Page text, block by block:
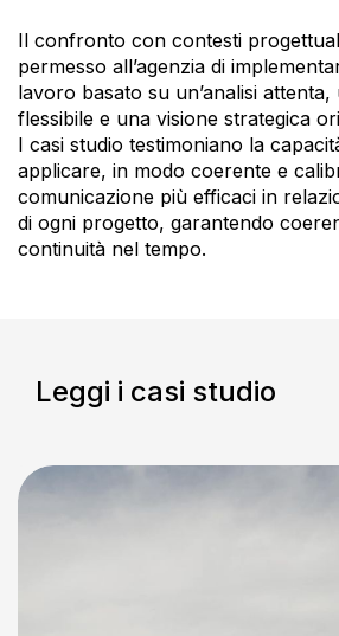
Il confronto con contesti
permesso all’agenzia di
lavoro basato su un’analisi
flessibile e una visione strategica
I casi studio testimoniano la
applicare, in modo coerente e
comunicazione più efficaci in
di ogni progetto, garantendo
continuità nel tempo.
Leggi i casi studio